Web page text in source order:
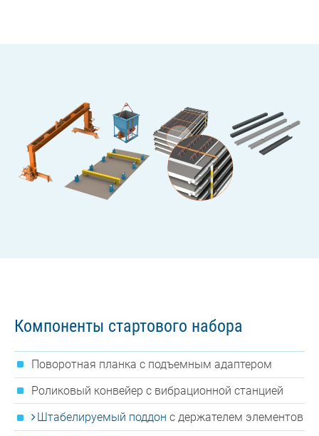
Компоненты стартового набора
Поворотная планка с подъемным адаптером
Роликовый конвейер с вибрационной станцией
Штабелируемый поддон с держателем элементов